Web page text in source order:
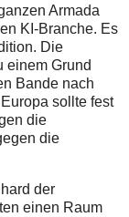
Armada
KI-Branche. Es
Die
einem Grund
Bande nach
sollte fest
die
die
der
einen Raum